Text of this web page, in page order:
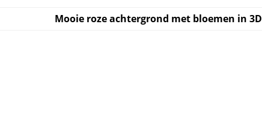
Mooie roze achtergrond met bloemen in 3D